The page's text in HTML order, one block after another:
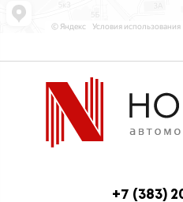
+7 (383)